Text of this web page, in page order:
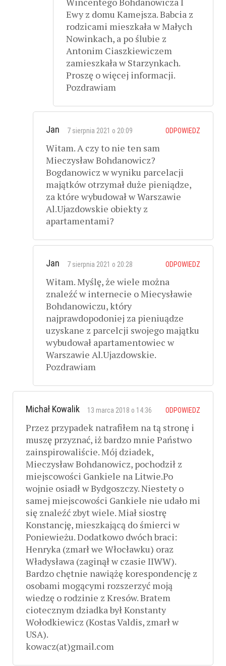
Ewy z domu Kamejsza. Babcia z
rodzicami mieszkała w Małych
Nowinkach, a po ślubie z
Antonim Ciaszkiewiczem
zamieszkała w Starzynkach.
Proszę o więcej informacji.
Pozdrawiam
Jan 7 sierpnia 2021 o 20:09 ODPOWIEDZ
Witam. A czy to nie ten sam
Mieczysław Bohdanowicz?
Bogdanowicz w wyniku parcelacji
majątków otrzymał duże pieniądze,
za które wybudował w Warszawie
Al.Ujazdowskie obiekty z
apartamentami?
Jan 7 sierpnia 2021 o 20:28 ODPOWIEDZ
Witam. Myślę, że wiele można
znaleźć w internecie o Miecysławie
Bohdanowiczu, który
najprawdopodoniej za pieniuądze
uzyskane z parcelcji swojego majątku
wybudował apartamentowiec w
Warszawie Al.Ujazdowskie.
Pozdrawiam
Michał Kowalik 13 marca 2018 o 14:36 ODPOWIEDZ
Przez przypadek natrafiłem na tą stronę i
muszę przyznać, iż bardzo mnie Państwo
zainspirowaliście. Mój dziadek,
Mieczysław Bohdanowicz, pochodził z
miejscowości Gankiele na Litwie.Po
wojnie osiadł w Bydgoszczy. Niestety o
samej miejscowości Gankiele nie udało mi
się znaleźć zbyt wiele. Miał siostrę
Konstancję, mieszkającą do śmierci w
Poniewieżu. Dodatkowo dwóch braci:
Henryka (zmarł we Włocławku) oraz
Władysława (zaginął w czasie IIWW).
Bardzo chętnie nawiążę korespondencję z
osobami mogącymi rozszerzyć moją
wiedzę o rodzinie z Kresów. Bratem
ciotecznym dziadka był Konstanty
Wołodkiewicz (Kostas Valdis, zmarł w
USA).
kowacz(at)gmail.com